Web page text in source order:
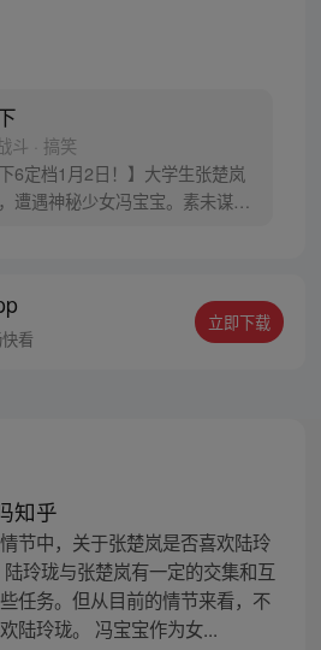
斗 · 搞笑
下6定档1月2日！】大学生张楚岚
遭遇神秘少女冯宝宝。素未谋面
的生活被彻底颠覆，与冯宝宝一
”之旅。
看
立即下载
知乎
节中，关于张楚岚是否喜欢陆玲
玲珑与张楚岚有一定的交集和互
任务。但从目前的情节来看，不
陆玲珑。 冯宝宝作为女...